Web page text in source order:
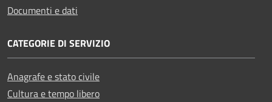
Documenti e dati
CATEGORIE DI SERVIZIO
Anagrafe e stato civile
Cultura e tempo libero